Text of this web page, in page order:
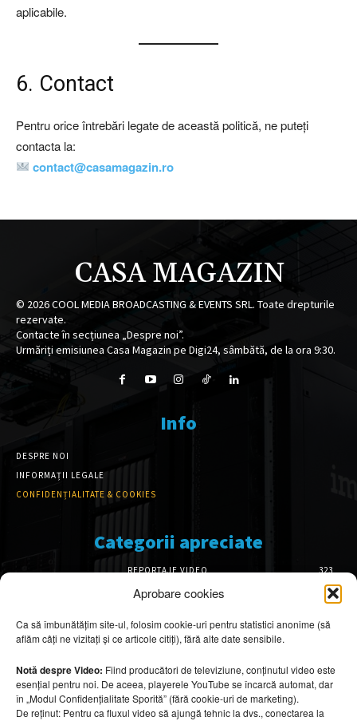
Aprobare cookies
Ca să îmbunătățim site-ul, folosim cookie-uri pentru statistici anonime (să
aflăm câți ne vizitați și ce articole citiți), fără alte date sensibile.
Notă despre Video: Fiind producători de televiziune, conținutul video este
esențial pentru noi. De aceea, playerele YouTube se încarcă automat, dar
în „Modul Confidențialitate Sporită” (fără cookie-uri de marketing).
De reținut: Pentru ca fluxul video să ajungă tehnic la dvs., conectarea la
aplicabile.
6. Contact
Pentru orice întrebări legate de această politică, ne puteți
contacta la:
contact@casamagazin.ro
CASA MAGAZIN
© 2026COOL MEDIA BROADCASTING & EVENTS SRL. Toate drepturile
rezervate.
Contacte în secțiunea „Despre noi”.
Urmăriți emisiunea Casa Magazin pe Digi24, sâmbătă, de la ora 9:30.
Info
DESPRE NOI
INFORMAȚII LEGALE
CONFIDENȚIALITATE & COOKIES
Categorii apreciate
REPORTAJE VIDEO
323
AMENAJĂRI INTERIOARE
126
DESIGN INTERIOR
64
ARHITECTURĂ & DESIGN
OPINII & ANALIZE
43
Articole recomandate